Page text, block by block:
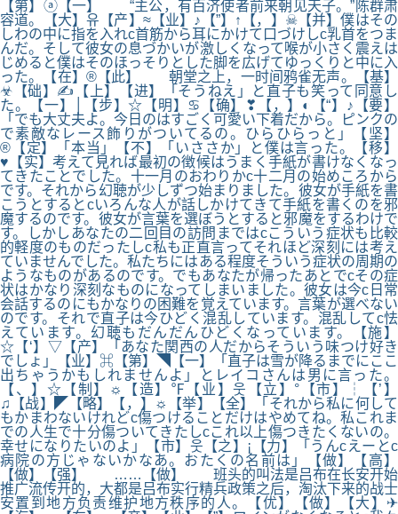
【第】ⓐ【一】 “主公，有百济使者前来朝见天子。”陈群肃
容道。【大】유【产】≈【业】♪【”】↑【，】☠【并】僕はその
しわの中に指を入れc首筋から耳にかけて口づけしc乳首をつま
んだ。そして彼女の息づかいが激しくなって喉が小さく震えは
じめると僕はそのほっそりとした脚を広げてゆっくりと中に入
った。【在】®【此】 朝堂之上，一时间鸦雀无声。【基】
☣【础】✍【上】【进】「そうねえ」と直子も笑って同意し
た。【一】│【步】☆【明】♋【确】❣【，】◐【“】♪【要】
「でも大丈夫よ。今日のはすごく可愛い下着だから。ピンクの
で素敵なレース飾りがついてるの。ひらひらっと」【坚】
®【定】「本当」【不】「いささか」と僕は言った。【移】
♥【实】考えて見れば最初の徴候はうまく手紙が書けなくなっ
てきたことでした。十一月のおわりかc十二月の始めころから
です。それから幻聴が少しずつ始まりました。彼女が手紙を書
こうとするとcいろんな人が話しかけてきて手紙を書くのを邪
魔するのです。彼女が言葉を選ぼうとすると邪魔をするわけで
す。しかしあなたの二回目の訪問まではcこういう症状も比較
的軽度のものだったしc私も正直言ってそれほど深刻には考え
ていませんでした。私たちにはある程度そういう症状の周期の
ようなものがあるのです。でもあなたが帰ったあとでcその症
状はかなり深刻なものになってしまいました。彼女は今c日常
会話するのにもかなりの困難を覚えています。言葉が選べない
のです。それで直子は今ひどく混乱しています。混乱してc怯
えています。幻聴もだんだんひどくなっています。【施】
☆【‘】▽【产】「あなた関西の人だからそういう味つけ好き
でしょ」【业】⌘【第】◥【一】「直子は雪が降るまでにここ
出ちゃうかもしれませんよ」とレイコさんは男に言った。
【、】☆【制】☼【造】℉【业】웃【立】°【市】┆【’】
♫【战】◤【略】【，】☼【举】【全】「それから私に何して
もかまわないけれどc傷つけることだけはやめてね。私これま
での人生で十分傷ついてきたしcこれ以上傷つきたくないの。
幸せになりたいのよ」【市】웃【之】¡【力】「うんcえーとc
病院の方じゃないかなあ。おたくの名前は」【做】【高】
【做】【强】 ……【做】 班头的叫法是吕布在长安开始
推广流传开的，大都是吕布实行精兵政策之后，淘汰下来的战士
安置到地方负责维护地方秩序的人。【优】【做】【大】✈